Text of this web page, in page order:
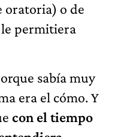
oratoria) o de
permitiera
sabía muy
era el cómo. Y
con el tiempo